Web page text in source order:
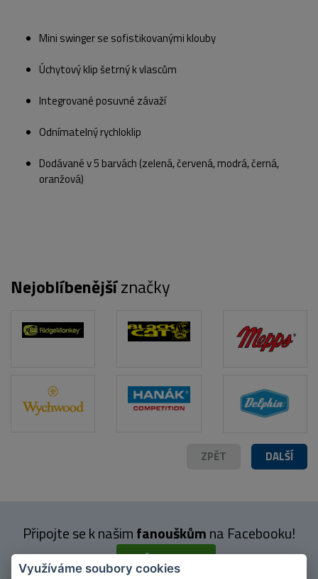
Mini swinger se sofistikovanými klouby
Úchytový klip šetrný k vlascům
Integrované posuvné závaží
Odnímatelný rychloklip
Dodávané v 5 barvách (zelená, červená, modrá, černá,
oranžová)
Nejoblíbenějšíznačky
DALŠÍ
ZPĚT
Připojte se k našimfanouškůmna Facebooku!
PŘIPOJIT SE
Využíváme soubory cookies